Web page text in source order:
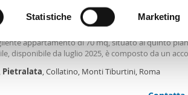
attivamente alla ricerca di caratteristiche
personali e imposta le tue preferenze
in qualsiasi momento dalla Dichiarazione
ed annunci, per fornire funzionalità dei
Statistiche Marketing
terrazzo Tiburtino, pietralata, collatino
appartamento di 70 mq, situato al quinto
disponibile da luglio 2025, è composto da un
e completamente attrezzata, è illuminata da una
Pietralata, Collatino, Monti Tiburtini, Roma